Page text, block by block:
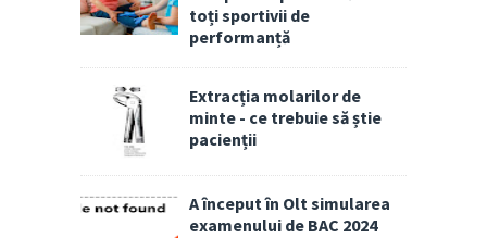
toți sportivii de
performanță
Extracția molarilor de
minte - ce trebuie să știe
pacienții
A început în Olt simularea
examenului de BAC 2024